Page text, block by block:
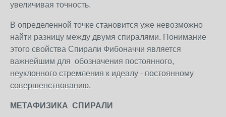
увеличивая точность.
В определенной точке становится уже невозможно
найти разницу между двумя спиралями. Понимание
этого свойства Спирали Фибоначчи является
важнейшим для обозначения постоянного,
неуклонного стремления к идеалу - постоянному
совершенствованию.
МЕТАФИЗИКА СПИРАЛИ